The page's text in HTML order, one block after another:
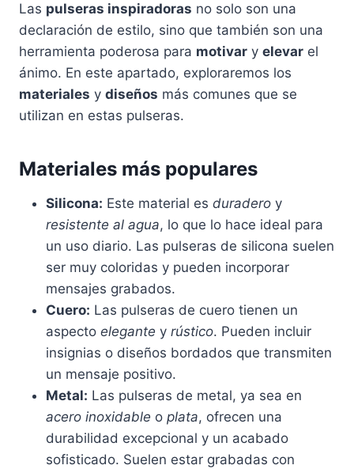
Las pulseras inspiradoras no solo son una
declaración de estilo, sino que también son una
herramienta poderosa para motivar y elevar el
ánimo. En este apartado, exploraremos los
materiales y diseños más comunes que se
utilizan en estas pulseras.
Materiales más populares
Silicona: Este material es duradero y
resistente al agua, lo que lo hace ideal para
un uso diario. Las pulseras de silicona suelen
ser muy coloridas y pueden incorporar
mensajes grabados.
Cuero: Las pulseras de cuero tienen un
aspecto elegante y rústico. Pueden incluir
insignias o diseños bordados que transmiten
un mensaje positivo.
Metal: Las pulseras de metal, ya sea en
acero inoxidable o plata, ofrecen una
durabilidad excepcional y un acabado
sofisticado. Suelen estar grabadas con